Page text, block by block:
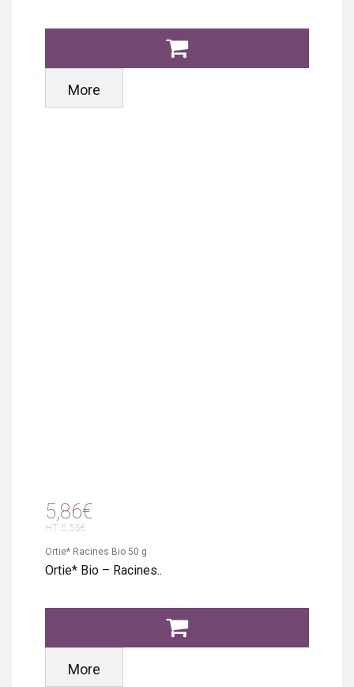
More
5,86€
HT: 5,55€
Ortie* Racines Bio 50 g
Ortie* Bio – Racines..
More